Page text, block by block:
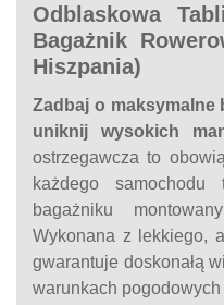
Odblaskowa
Bagażnik
Hiszpania)
Zadbaj o maksymalne
uniknij wysokich
ostrzegawcza to
każdego samochodu
bagażniku
Wykonana z lekkiego,
gwarantuje doskonałą
warunkach pogodowych